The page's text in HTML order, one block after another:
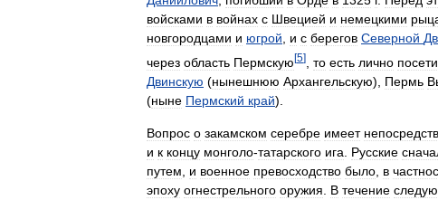
войсками в войнах с Швецией и немецкими
новгородцами и югрой и с берегов Северной
через область Пермскую[5] то есть лично
Двинскую (нынешнюю Архангельскую), Пермь
(ныне Пермский край).
Вопрос о закамском серебре имеет
и к концу монголо-татарского ига Русские
путем
и военное превосходство было в
эпоху огнестрельного оружия В течение